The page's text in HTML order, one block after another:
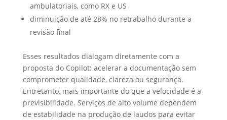
ambulatoriais, como RX e US
diminuição de até 28% no retrabalho durante a
revisão final
Esses resultados dialogam diretamente com a
proposta do Copilot: acelerar a documentação sem
comprometer qualidade, clareza ou segurança.
Entretanto, mais importante do que a velocidade é a
previsibilidade. Serviços de alto volume dependem
de estabilidade na produção de laudos para evitar